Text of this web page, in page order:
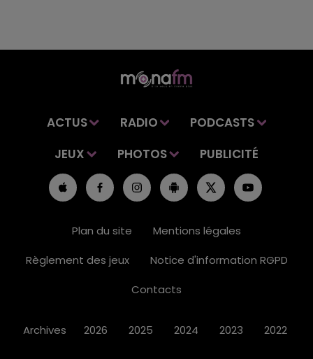
ACTUS RADIO
PODCASTS
JEUX
PHOTOS PUBLICITÉ
Plan du site
Mentions légales
Règlement des jeux
Notice d'information RGPD
Contacts
Archives 2026 2025 2024 2023 2022